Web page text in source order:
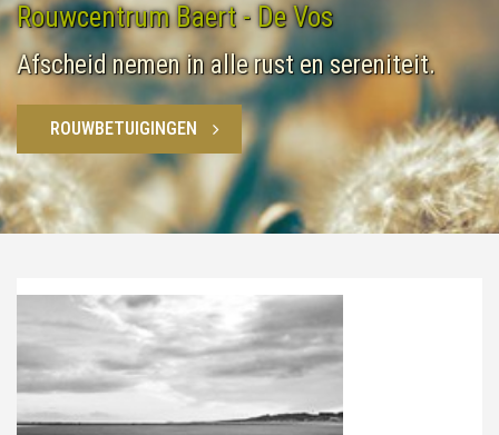
Rouwcentrum Baert - De Vos
Afscheid nemen in alle rust en sereniteit.
ROUWBETUIGINGEN